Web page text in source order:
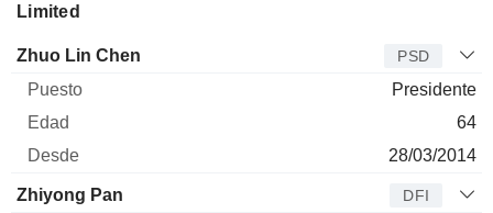
Limited
Director Puesto
Zhuo Lin Chen PSD
Presidente
64
28/03/2014
Zhiyong Pan DFI